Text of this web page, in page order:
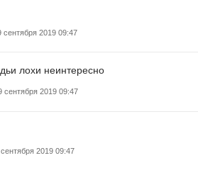
сентября 2019 09:47
лохи неинтересно
сентября 2019 09:47
2019 09:47